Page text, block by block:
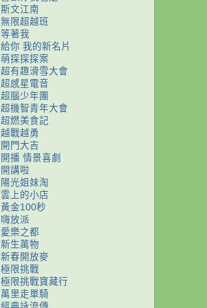
斯文江南
無限超越班
等著我
給你 我的新名片
萌探探探案
超有趣滑雪大會
超感星電音
超腦少年團
超機智青年大會
超燃美食記
越戰越勇
開門大吉
開播 情景喜劇
開講啦
陽光姐妹淘
雲上的小店
黃金100秒
嗨放派
愛樂之都
新生萬物
新春開放麥
極限挑戰
極限挑戰寶藏行
萬里走單騎